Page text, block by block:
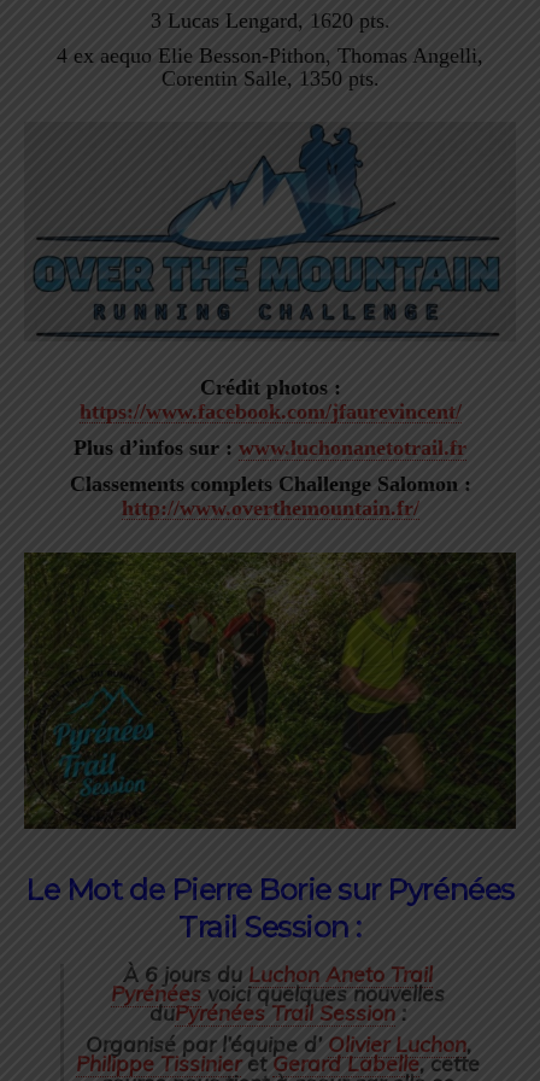
3 Lucas Lengard, 1620 pts.
4 ex aequo Elie Besson-Pithon, Thomas Angelli,
Corentin Salle, 1350 pts.
Crédit photos :
https://www.facebook.com/jfaurevincent/
Plus d’infos sur : www.luchonanetotrail.fr
Classements complets Challenge Salomon :
http://www.overthemountain.fr/
Le Mot de Pierre Borie sur Pyrénées
Trail Session :
À 6 jours du Luchon Aneto Trail
Pyrénées voici quelques nouvelles
duPyrénées Trail Session :
Organisé par l’équipe d’ Olivier Luchon,
Philippe Tissinieret Gerard Labelle, cette